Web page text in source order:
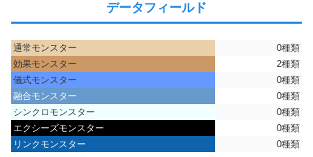
データフィールド
通常モンスター
0種類
効果モンスター
2種類
儀式モンスター
0種類
融合モンスター
0種類
シンクロモンスター
0種類
エクシーズモンスター
0種類
リンクモンスター
0種類